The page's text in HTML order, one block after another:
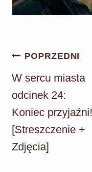
Nawigacja
wpisu
POPRZEDNI
W sercu miasta
odcinek 24:
Koniec przyjaźni!
[Streszczenie +
Zdjęcia]